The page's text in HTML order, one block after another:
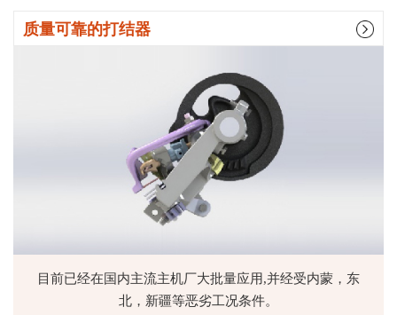
质量可靠的打结器
目前已经在国内主流主机厂大批量应用,并经受内蒙，东
北，新疆等恶劣工况条件。